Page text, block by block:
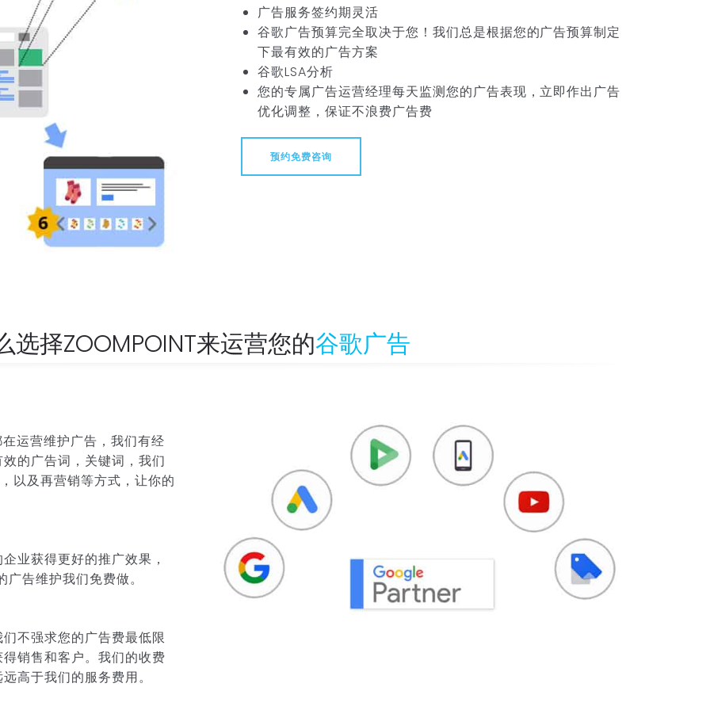
广告服务签约期灵活
谷歌广告预算完全取决于您！我们总是根据您的广告预算制定
下最有效的广告方案
谷歌LSA分析
您的专属广告运营经理每天监测您的广告表现，立即作出广告
优化调整，保证不浪费广告费
预约免费咨询
选择ZOOMPOINT来运营您的谷歌广告
运营维护广告，我们有经
的广告词，关键词，我们
以及再营销等方式，让你的
业获得更好的推广效果，
告维护我们免费做。
不强求您的广告费最低限
销售和客户。我们的收费
高于我们的服务费用。